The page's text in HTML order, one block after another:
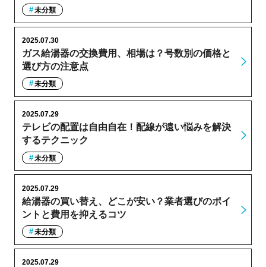
未分類
ガス給湯器の交換費用、相場は？号数別の価格と
選び方の注意点
2025.07.30
未分類
テレビの配置は自由自在！配線が遠い悩みを解決
するテクニック
2025.07.29
未分類
給湯器の買い替え、どこが安い？業者選びのポイ
ントと費用を抑えるコツ
2025.07.29
未分類
2025.07.29